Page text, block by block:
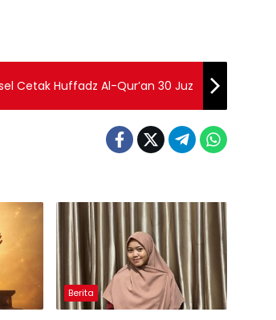
Cetak Huffadz Al-Qur’an 30 Juz
Berita